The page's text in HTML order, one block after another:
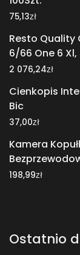
75,13zł
Resto Quality
6/66 One 6
2 076,24zł
Cienkopis
Bic
37,00zł
Kamera
198,99zł
Ostatnio